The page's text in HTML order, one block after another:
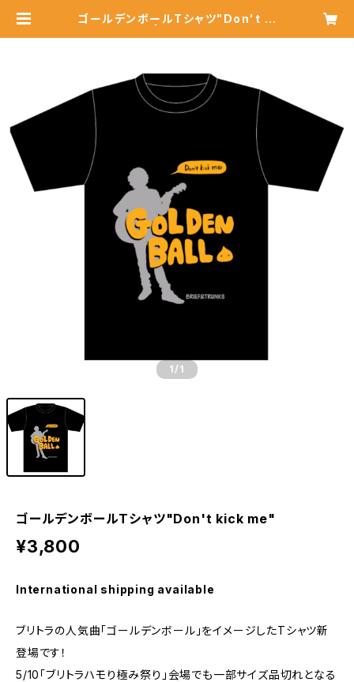
ゴールデンボールTシャツ"Don't ki
1 /1
ゴールデンボールTシャツ"Don't kick me"
¥3,800
International shipping available
ブリトラの人気曲「ゴールデンボール」をイメージしたTシャツ新
登場です！
5/10「ブリトラハモり極み祭り」会場でも一部サイズ品切れとなる